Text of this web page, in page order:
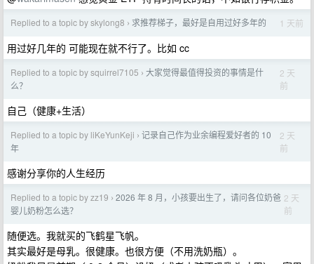
Replied to a topic by skylong8 › 求推荐梯子，最好是自用过好多年的 1 天前
用过好几年的 可能现在就不行了。比如 cc
Replied to a topic by squirrel7105 › 大家觉得最值得投资的事情是什
么？
2 天
前
自己（健康+生活）
Replied to a topic by liKeYunKeji › 记录自己作为业余编程爱好者的 10
年
2 天
前
感谢分享你的人生经历
Replied to a topic by zz19 › 2026 年 8 月，小孩要出生了，请问各位奶爸
婴儿奶粉怎么选？
2 天
前
随便选。我就买的飞鹤星飞帆。
其实最好是母乳。很健康。也很方便（不用洗奶瓶）。